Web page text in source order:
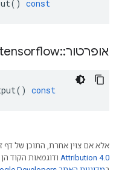
() const
אופרטור::
tensorflow
() const
אלא אם צוין אחרת, התוכן של דף
Attribution 4.0 ודוגמאות הקוד הן